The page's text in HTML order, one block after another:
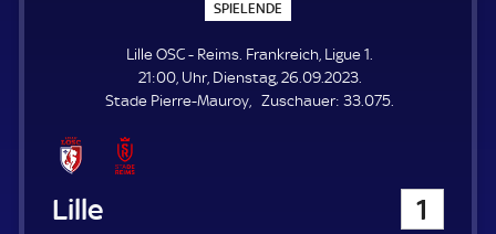
SPIELENDE
P
E
L
E
N
Lille OSC - Reims. Frankreich, Ligue 1.
21:00, Uhr, Dienstag, 26.09.2023.
Stade Pierre-Mauroy
Zuschauer: Z
33.075.
Lille OSC 1